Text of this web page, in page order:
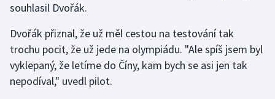
souhlasil Dvořák.
Dvořák přiznal, že už měl cestou na testování tak
trochu pocit, že už jede na olympiádu. "Ale spíš jsem byl
vyklepaný, že letíme do Číny, kam bych se asi jen tak
nepodíval," uvedl pilot.